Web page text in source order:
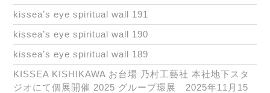
kissea’s eye spiritual wall 191
kissea’s eye spiritual wall 190
kissea’s eye spiritual wall 189
KISSEA KISHIKAWA お台場 乃村工藝社 本社地下スタ
ジオにて個展開催 2025 グループ環展 2025年11月15